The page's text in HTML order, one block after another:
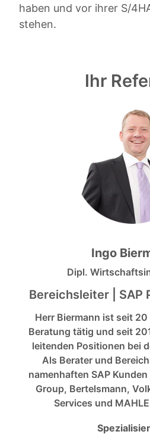
haben und vor ihrer S/
stehen.
Ihr
Ingo
Dipl.
Bereichsleiter | SAP
Herr Biermann ist seit
Beratung tätig und seit
leitenden Positionen bei
Als Berater und
namenhaften SAP
Group, Bertelsmann,
Services und